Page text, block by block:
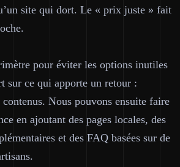
site qui dort. Le « prix juste » fait
pour éviter les options inutiles
sur ce qui apporte un retour :
contenus. Nous pouvons ensuite faire
en ajoutant des pages locales, des
et des FAQ basées sur de